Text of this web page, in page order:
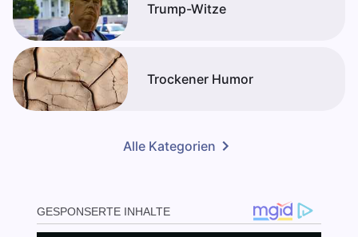
Trump-Witze
Trockener Humor
Alle Kategorien